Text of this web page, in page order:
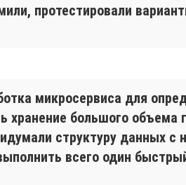
протестировали
микросервиса для
хранение большого
структуру данных
всего один